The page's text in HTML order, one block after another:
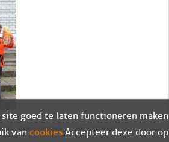
Anas Jakma, Justin Jansen,
site goed te laten functioneren maken
van cookies. Accepteer deze door op